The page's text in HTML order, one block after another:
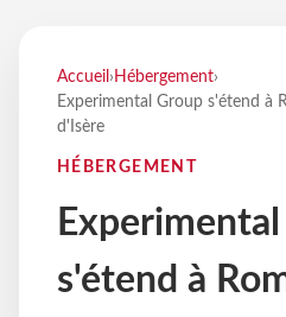
Accueil › Hébergement›
Experimental Group s'étend à
d'Isère
HÉBERGEMENT
s'étend à